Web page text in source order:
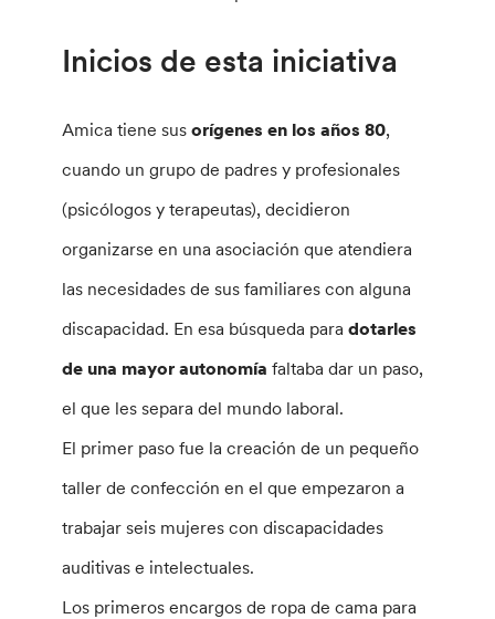
Inicios de esta iniciativa
Amica tiene susorígenes en los años 80,
cuando un grupo de padres y profesionales
(psicólogos y terapeutas), decidieron
organizarse en una asociación que atendiera
las necesidades de sus familiares con alguna
discapacidad. En esa búsqueda paradotarles
de una mayor autonomía faltaba dar un paso,
el que les separa del mundo laboral.
El primer paso fue la creación de un pequeño
taller de confección en el que empezaron a
trabajar seis mujeres con discapacidades
auditivas e intelectuales.
Los primeros encargos de ropa de cama para